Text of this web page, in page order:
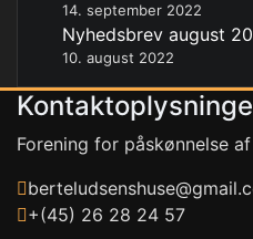
14. september 2022
Nyhedsbrev august
10. august 2022
Forening for påskønnelse
+(45) 26 28 24 57